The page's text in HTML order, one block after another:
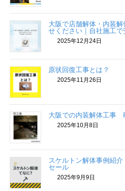
大阪で店舗解体・内装
せください｜自社施工で
2025年12月24日
原状回復工事とは？
2025年11月26日
大阪での内装解体工事
2025年10月8日
スケルトン解体事例紹
セール
2025年9月9日